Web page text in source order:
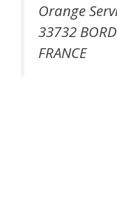
Orange
33732
FRANCE